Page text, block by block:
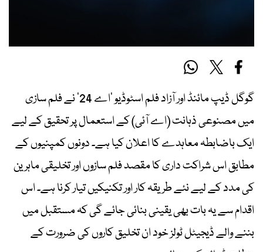
گوگل ڈیپ مائنڈ اور آزاد فلم اسٹوڈیو ‘اے 24’ نے فلم سازی
میں مصنوعی ذہانت (اے آئی) کے استعمال پر تحقیق کے لیے
ایک باضابطہ معاہدے کا اعلان کیا ہے۔ دونوں کمپنیوں کے
مطابق اس شراکت داری کا مقصد فلم سازوں اور تخلیقی ماہرین
کی مدد کے لیے نئے طریقہ کار اور تکنیکیں تیار کرنا ہے۔ اس
اقدام سے یہ بات بھی یقینی بنائی جائے گی کہ مستقبل میں
بننے والے ڈیجیٹل ٹولز خود ان تخلیق کاروں کی ضرورت کے